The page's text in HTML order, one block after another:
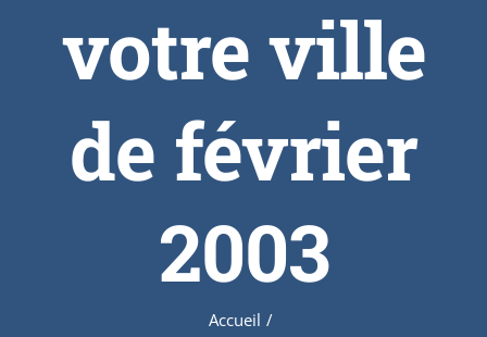
votre ville
de février
2003
Accueil /